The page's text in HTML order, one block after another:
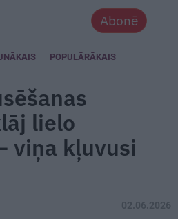
Abonē
POPULĀRĀKAIS
lielo
viņa kļuvusi
02.06.2026